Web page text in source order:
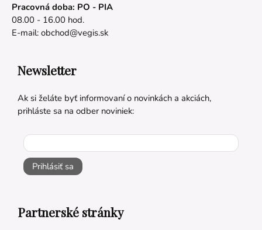
Pracovná doba: PO - PIA
08.00 - 16.00 hod.
E-mail: obchod@vegis.sk
Newsletter
Ak si želáte byť informovaní o novinkách a akciách,
prihláste sa na odber noviniek:
Prihlásiť sa
Partnerské stránky